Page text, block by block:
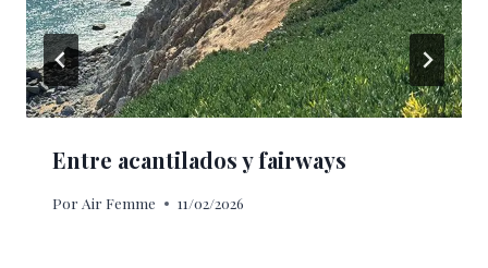
Entre acantilados y fairways
Por Air Femme 11/02/2026